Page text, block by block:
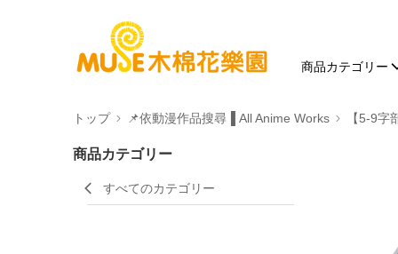
商品カテゴリー
トップ 📌依動漫作品搜尋▐ All Anime Works 【5-9字
商品カテゴリー
すべてのカテゴリー